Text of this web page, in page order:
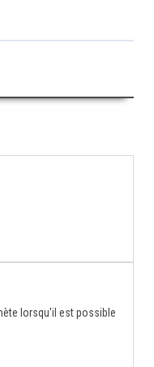
lorsqu'il est possible